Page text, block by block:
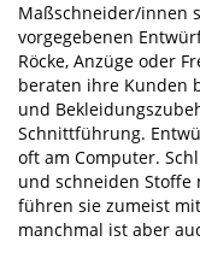
Maßschneider/innen
vorgegebenen
Röcke, Anzüge oder
beraten ihre Kunden
und
Schnittführung.
oft am Computer.
und schnei­den Stoffe
führen sie zumeist
manchmal ist aber